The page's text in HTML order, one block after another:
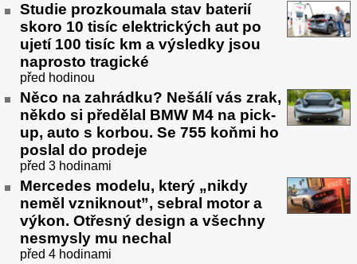
Studie prozkoumala stav baterií
skoro 10 tisíc elektrických aut po
ujetí 100 tisíc km a výsledky jsou
naprosto tragické
před hodinou
Něco na zahrádku? Nešálí vás zrak,
někdo si předělal BMW M4 na pick-
up, auto s korbou. Se 755 koňmi ho
poslal do prodeje
před 3 hodinami
Mercedes modelu, který „nikdy
neměl vzniknout”, sebral motor a
výkon. Otřesný design a všechny
nesmysly mu nechal
před 4 hodinami